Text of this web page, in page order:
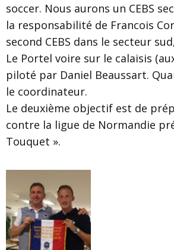
soccer. Nous aurons un CEBS
la responsabilité de Francois
second CEBS dans le secteur
Le Portel voire sur le calaisis
piloté par Daniel Beaussart.
le coordinateur.
Le deuxième objectif est de
contre la ligue de Normandie
Touquet ».